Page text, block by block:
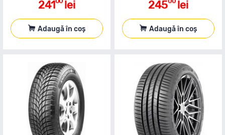
241 lei
Adaugă în coș
245 lei
Adaugă în coș